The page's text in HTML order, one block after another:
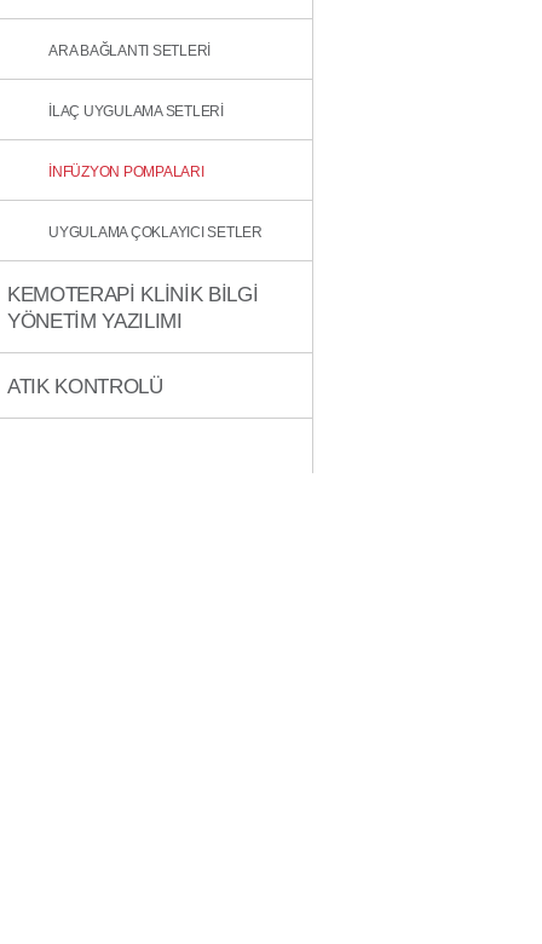
ARA BAĞLANTI SETLERİ
İLAÇ UYGULAMA SETLERİ
İNFÜZYON POMPALARI
UYGULAMA ÇOKLAYICI SETLER
KEMOTERAPİ KLİNİK BİLGİ
YÖNETİM YAZILIMI
ATIK KONTROLÜ